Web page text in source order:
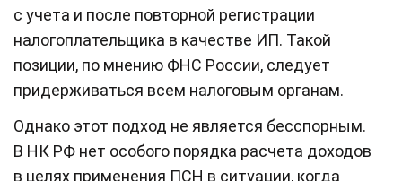
с учета и после повторной регистрации
налогоплательщика в качестве ИП. Такой
позиции, по мнению ФНС России, следует
придерживаться всем налоговым органам.
Однако этот подход не является бесспорным.
В НК РФ нет особого порядка расчета доходов
в целях применения ПСН в ситуации, когда